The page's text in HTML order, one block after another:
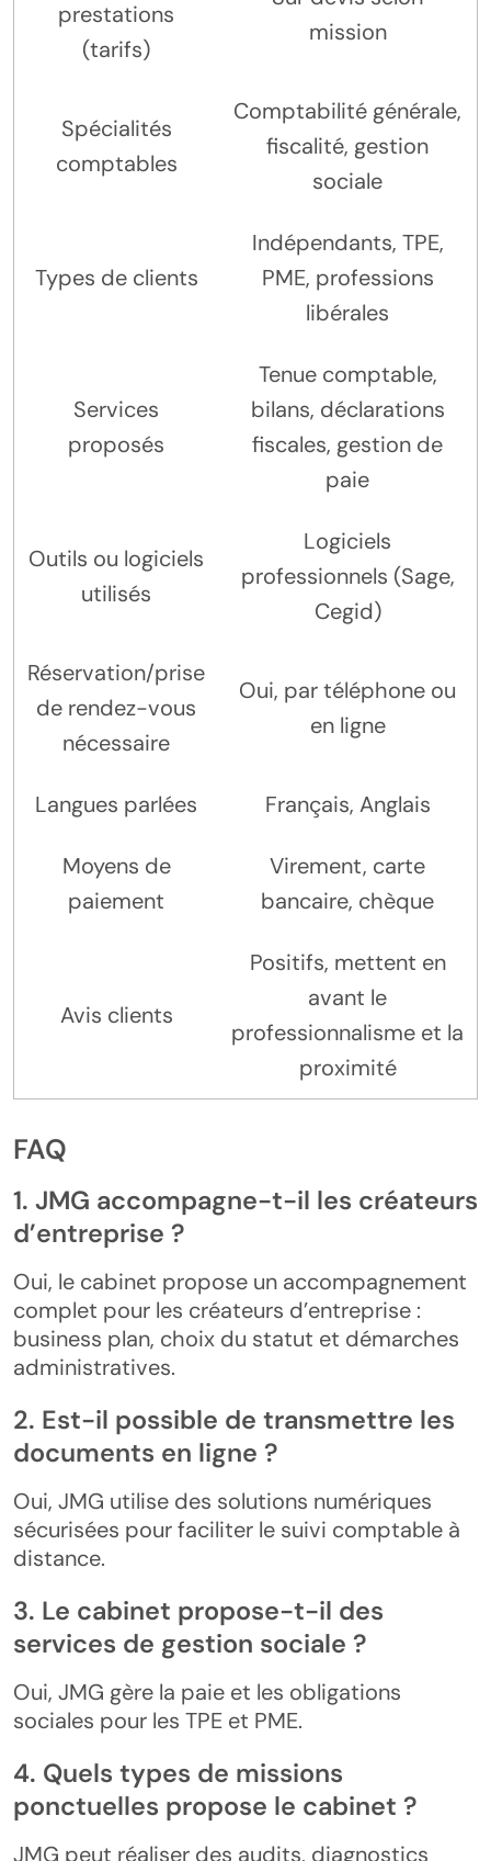
prestations
(tarifs)
mission
Spécialités
comptables
Comptabilité générale,
fiscalité, gestion
sociale
Types de clients
Indépendants, TPE,
PME, professions
libérales
Services
proposés
Tenue comptable,
bilans, déclarations
fiscales, gestion de
paie
Outils ou logiciels
utilisés
Logiciels
professionnels (Sage,
Cegid)
Réservation/prise
de rendez-vous
nécessaire
Oui, par téléphone ou
en ligne
Langues parlées Français, Anglais
Moyens de
paiement
Virement, carte
bancaire, chèque
Avis clients
Positifs, mettent en
avant le
professionnalisme et la
proximité
FAQ
1. JMG accompagne-t-il les créateurs
d’entreprise ?
Oui, le cabinet propose un accompagnement
complet pour les créateurs d’entreprise :
business plan, choix du statut et démarches
administratives.
2. Est-il possible de transmettre les
documents en ligne ?
Oui, JMG utilise des solutions numériques
sécurisées pour faciliter le suivi comptable à
distance.
3. Le cabinet propose-t-il des
services de gestion sociale ?
Oui, JMG gère la paie et les obligations
sociales pour les TPE et PME.
4. Quels types de missions
ponctuelles propose le cabinet ?
JMG peut réaliser des audits, diagnostics